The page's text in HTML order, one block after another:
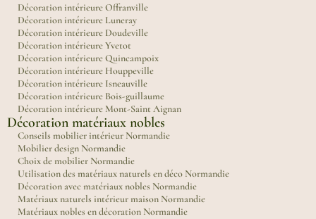
Décoration intérieure Offranville
Décoration intérieure Luneray
Décoration intérieure Doudeville
Décoration intérieure Yvetot
Décoration intérieure Quincampoix
Décoration intérieure Houppeville
Décoration intérieure Isneauville
Décoration intérieure Bois-guillaume
Décoration intérieure Mont-Saint Aignan
Décoration matériaux nobles
Conseils mobilier intérieur Normandie
Mobilier design Normandie
Choix de mobilier Normandie
Utilisation des matériaux naturels en déco Normandie
Décoration avec matériaux nobles Normandie
Matériaux naturels intérieur maison Normandie
Matériaux nobles en décoration Normandie